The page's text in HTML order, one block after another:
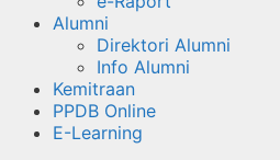
Alumni
Direktori Alumni
Info Alumni
Kemitraan
PPDB Online
E-Learning